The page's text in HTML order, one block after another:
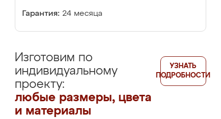
Гарантия: 24 месяца
Изготовим по
индивидуальному
проекту:
любые размеры, цвета
и материалы
УЗНАТЬ
ПОДРОБНОСТИ